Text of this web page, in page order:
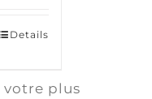
Details
votre plus